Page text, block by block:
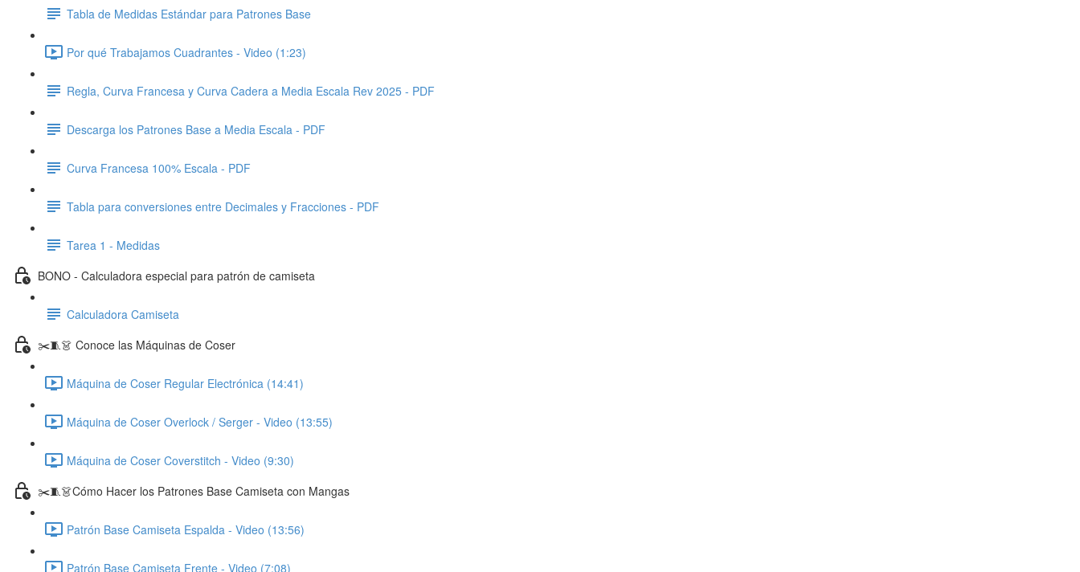
Tabla de Medidas Estándar para Patrones Base
Por qué Trabajamos Cuadrantes - Video (1:23)
Regla, Curva Francesa y Curva Cadera a Media Escala Rev 2025 - PDF
Descarga los Patrones Base a Media Escala - PDF
Curva Francesa 100% Escala - PDF
Tabla para conversiones entre Decimales y Fracciones - PDF
Tarea 1 - Medidas
BONO - Calculadora especial para patrón de camiseta
Calculadora Camiseta
✂️🧵👗 Conoce las Máquinas de Coser
Máquina de Coser Regular Electrónica (14:41)
Máquina de Coser Overlock / Serger - Video (13:55)
Máquina de Coser Coverstitch - Video (9:30)
✂️🧵👗Cómo Hacer los Patrones Base Camiseta con Mangas
Patrón Base Camiseta Espalda - Video (13:56)
Patrón Base Camiseta Frente - Video (7:08)